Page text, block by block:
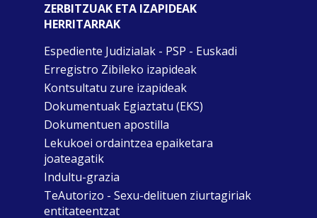
ZERBITZUAK ETA IZAPIDEAK
HERRITARRAK
Espediente Judizialak - PSP - Euskadi
Erregistro Zibileko izapideak
Kontsultatu zure izapideak
Dokumentuak Egiaztatu (EKS)
Dokumentuen apostilla
Lekukoei ordaintzea epaiketara
joateagatik
Indultu-grazia
TeAutorizo - Sexu-delituen ziurtagiriak
entitateentzat